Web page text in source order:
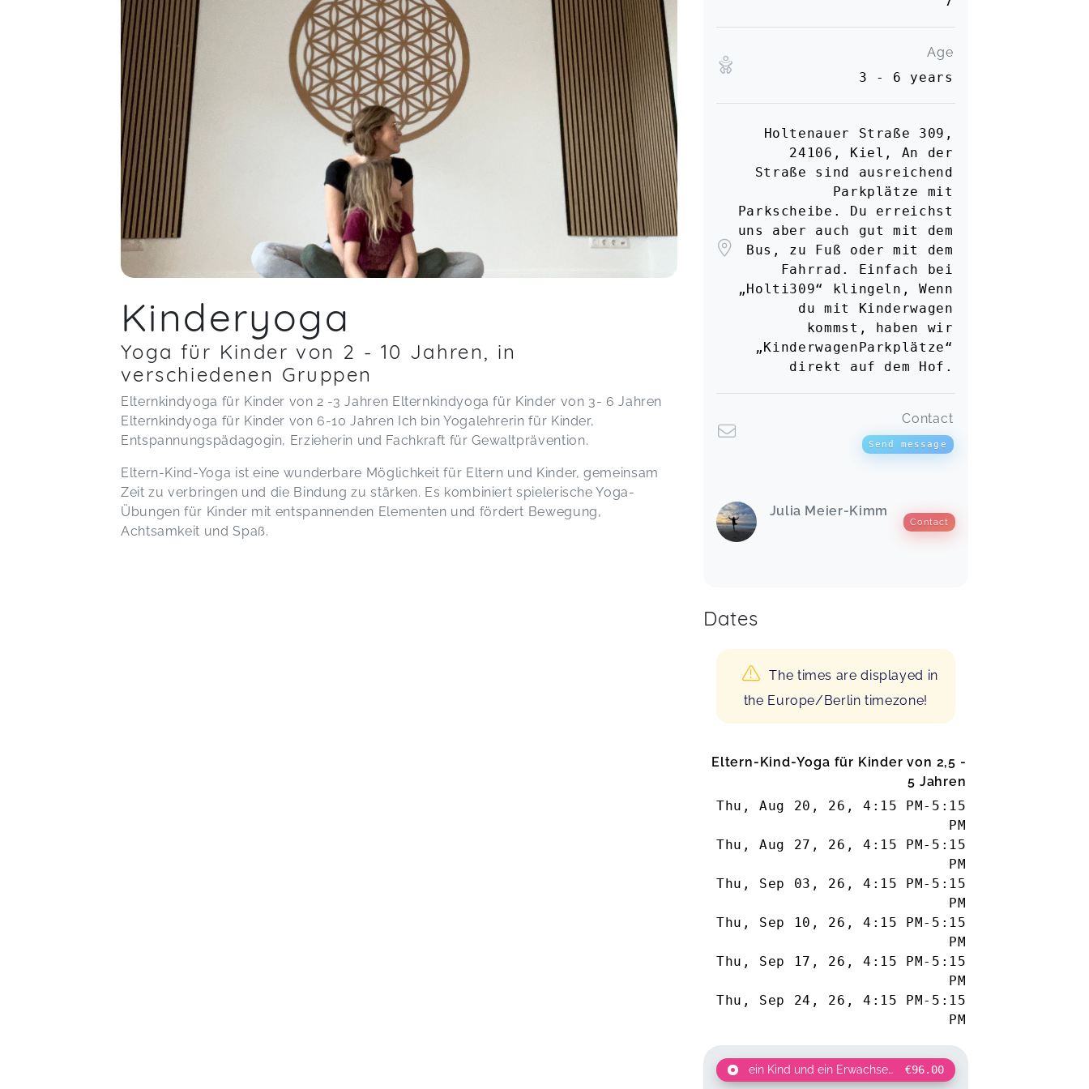
Ingken, Feb 13
Ein ganz wunderbarer Kurs!
Anna,May 05
Kinderyoga
Yoga für Kinder von 2 - 10 Jahren, in
verschiedenen Gruppen
Elternkindyoga für Kinder von 2 -3 Jahren Elternkindyoga für Kinder von 3- 6 Jahren
Elternkindyoga für Kinder von 6-10 Jahren Ich bin Yogalehrerin für Kinder,
Entspannungspädagogin, Erzieherin und Fachkraft für Gewaltprävention.
Eltern-Kind-Yoga ist eine wunderbare Möglichkeit für Eltern und Kinder, gemeinsam
Zeit zu verbringen und die Bindung zu stärken. Es kombiniert spielerische Yoga-
Übungen für Kinder mit entspannenden Elementen und fördert Bewegung,
Achtsamkeit und Spaß.
Age
3 - 6 years
Holtenauer Straße 309,
24106, Kiel, An der
Straße sind ausreichend
Parkplätze mit
Parkscheibe. Du erreichst
uns aber auch gut mit dem
Bus, zu Fuß oder mit dem
Fahrrad. Einfach bei
„Holti309“ klingeln, Wenn
du mit Kinderwagen
kommst, haben wir
„KinderwagenParkplätze“
direkt auf dem Hof.
Contact
Send message
Julia Meier-Kimm
Contact
Dates
The times are displayed in
the Europe/Berlin timezone!
Eltern-Kind-Yoga für Kinder von 2,5 -
5 Jahren
Thu, Aug 20, 26 , 4:15 PM- 5:15
PM
Thu, Aug 27, 26 , 4:15 PM- 5:15
PM
Thu, Sep 03, 26 , 4:15 PM- 5:15
PM
Thu, Sep 10, 26 , 4:15 PM- 5:15
PM
Thu, Sep 17, 26 , 4:15 PM- 5:15
PM
Thu, Sep 24, 26 , 4:15 PM- 5:15
PM
ein Kind und ein Erwachsener for 2 participants
€96.00